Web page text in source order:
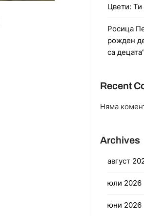
Цвети:
Росица
рожден
са
Recent
Няма
Archives
август
юли 2026
юни 2026